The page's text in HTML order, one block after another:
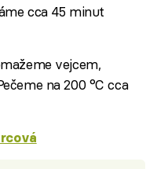
cca 45 minut
vejcem,
na 200 °C cca